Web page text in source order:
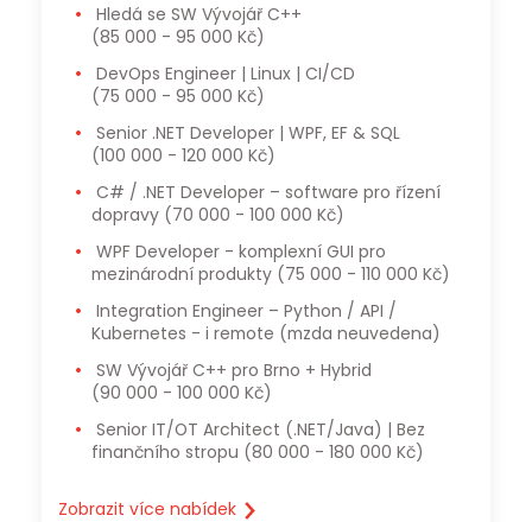
Hledá se SW Vývojář C++
(85 000 - 95 000 Kč)
DevOps Engineer | Linux | CI/CD
(75 000 - 95 000 Kč)
Senior .NET Developer | WPF, EF & SQL
(100 000 - 120 000 Kč)
dopravy (70 000 - 100 000 Kč)
mezinárodní produkty (75 000 - 110 000 Kč)
Kubernetes - i remote (mzda neuvedena)
SW Vývojář C++ pro Brno + Hybrid
(90 000 - 100 000 Kč)
finančního stropu (80 000 - 180 000 Kč)
Zobrazit více nabídek